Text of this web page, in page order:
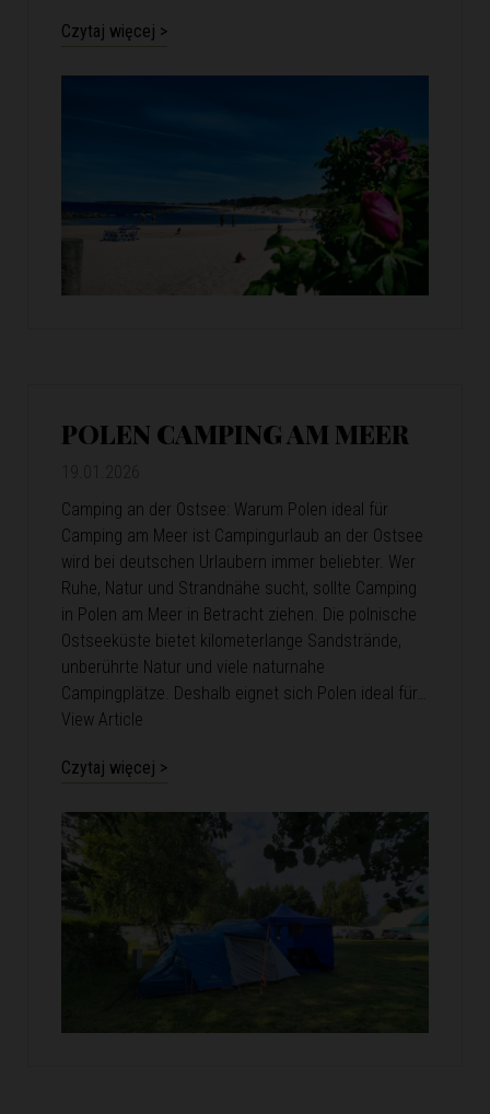
Czytaj więcej >
POLEN CAMPING AM MEER
Camping an der Ostsee: Warum Polen ideal für
Camping am Meer ist Campingurlaub an der Ostsee
wird bei deutschen Urlaubern immer beliebter. Wer
Ruhe, Natur und Strandnähe sucht, sollte Camping
in Polen am Meer in Betracht ziehen. Die polnische
Ostseeküste bietet kilometerlange Sandstrände,
unberührte Natur und viele naturnahe
Campingplätze. Deshalb eignet sich Polen ideal für…
View Article
Czytaj więcej >